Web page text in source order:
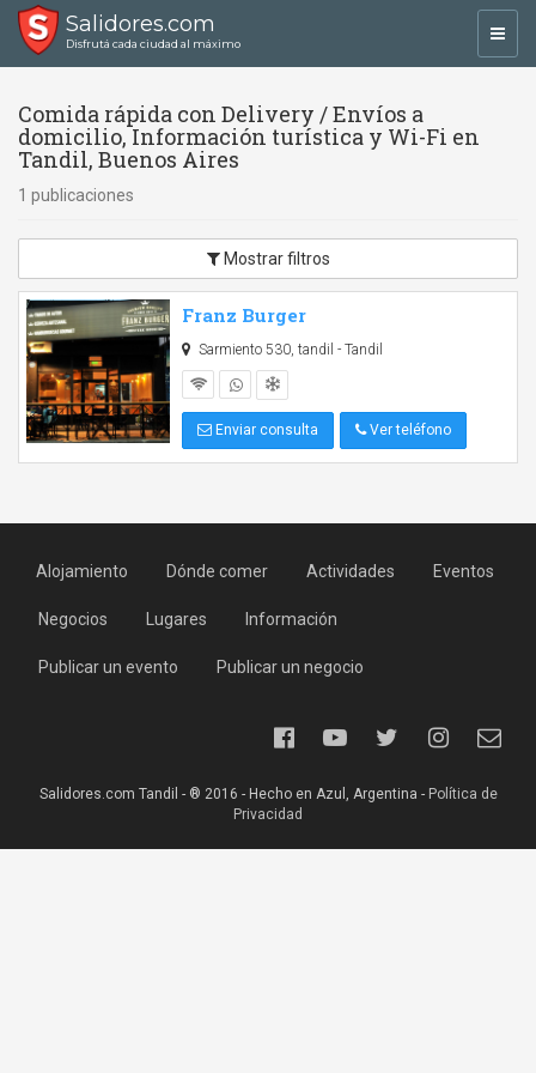
Salidores.com
Disfrutá cada ciudad al máximo
Comida rápida con Delivery / Envíos a
domicilio, Información turística y Wi-Fi en
Tandil, Buenos Aires
1 publicaciones
Mostrar filtros
Franz Burger
Sarmiento 530, tandil - Tandil
Enviar consulta Ver teléfono
Alojamiento Dónde comer Actividades Eventos
Negocios Lugares Información
Publicar un evento Publicar un negocio
Salidores.com Tandil - ® 2016 - Hecho en Azul, Argentina - Política de
Privacidad